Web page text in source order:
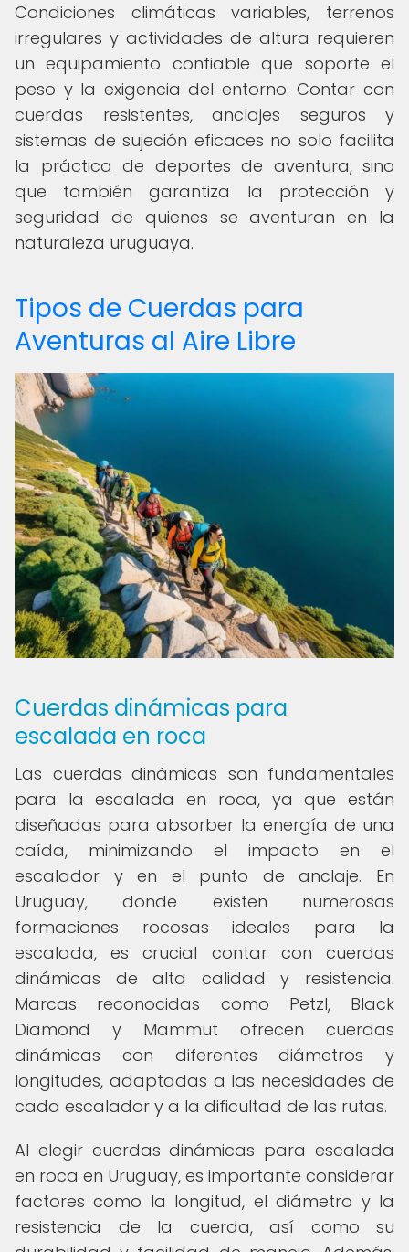
Condiciones climáticas variables, terrenos
irregulares y actividades de altura requieren
un equipamiento confiable que soporte el
peso y la exigencia del entorno. Contar con
cuerdas resistentes, anclajes seguros y
sistemas de sujeción eficaces no solo facilita
la práctica de deportes de aventura, sino
que también garantiza la protección y
seguridad de quienes se aventuran en la
naturaleza uruguaya.
Tipos de Cuerdas para
Aventuras al Aire Libre
Cuerdas dinámicas para
escalada en roca
Las cuerdas dinámicas son fundamentales
para la escalada en roca, ya que están
diseñadas para absorber la energía de una
caída, minimizando el impacto en el
escalador y en el punto de anclaje. En
Uruguay, donde existen numerosas
formaciones rocosas ideales para la
escalada, es crucial contar con cuerdas
dinámicas de alta calidad y resistencia.
Marcas reconocidas como Petzl, Black
Diamond y Mammut ofrecen cuerdas
dinámicas con diferentes diámetros y
longitudes, adaptadas a las necesidades de
cada escalador y a la dificultad de las rutas.
Al elegir cuerdas dinámicas para escalada
en roca en Uruguay, es importante considerar
factores como la longitud, el diámetro y la
resistencia de la cuerda, así como su